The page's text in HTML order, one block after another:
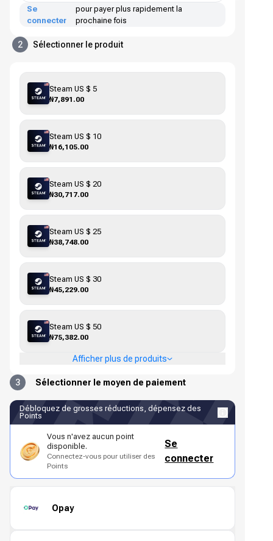
Se
connecter
pour payer plus rapidement la
prochaine fois
2 Sélectionner le produit
Steam US $ 5
₦7,891.00
Steam US $ 10
₦16,105.00
Steam US $ 20
₦30,717.00
Steam US $ 25
₦38,748.00
Steam US $ 30
₦45,229.00
Steam US $ 50
₦75,382.00
Afficher plus de produits
3 Sélectionner le moyen de paiement
Débloquez de grosses réductions, dépensez des
Points
Vous n'avez aucun point
disponible.
Connectez-vous pour utiliser des
Points
Se
connecter
Opay